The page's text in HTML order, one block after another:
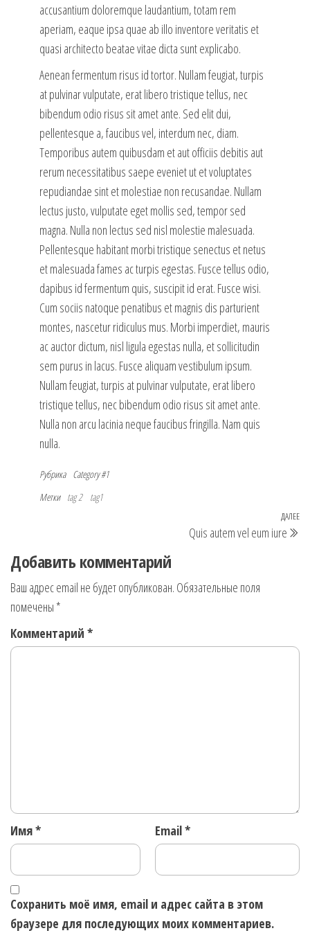
accusantium doloremque laudantium, totam rem
aperiam, eaque ipsa quae ab illo inventore veritatis et
quasi architecto beatae vitae dicta sunt explicabo.
Aenean fermentum risus id tortor. Nullam feugiat, turpis
at pulvinar vulputate, erat libero tristique tellus, nec
bibendum odio risus sit amet ante. Sed elit dui,
pellentesque a, faucibus vel, interdum nec, diam.
Temporibus autem quibusdam et aut officiis debitis aut
rerum necessitatibus saepe eveniet ut et voluptates
repudiandae sint et molestiae non recusandae. Nullam
lectus justo, vulputate eget mollis sed, tempor sed
magna. Nulla non lectus sed nisl molestie malesuada.
Pellentesque habitant morbi tristique senectus et netus
et malesuada fames ac turpis egestas. Fusce tellus odio,
dapibus id fermentum quis, suscipit id erat. Fusce wisi.
Cum sociis natoque penatibus et magnis dis parturient
montes, nascetur ridiculus mus. Morbi imperdiet, mauris
ac auctor dictum, nisl ligula egestas nulla, et sollicitudin
sem purus in lacus. Fusce aliquam vestibulum ipsum.
Nullam feugiat, turpis at pulvinar vulputate, erat libero
tristique tellus, nec bibendum odio risus sit amet ante.
Nulla non arcu lacinia neque faucibus fringilla. Nam quis
nulla.
Рубрика Category #1
Метки tag 2 tag1
записям
ДАЛЕЕ
Quis autem vel eum iure
Добавить комментарий
Ваш адрес email не будет опубликован. Обязательные поля
помечены *
Комментарий *
Имя* Email*
Сохранить моё имя, email и адрес сайта в этом
браузере для последующих моих комментариев.